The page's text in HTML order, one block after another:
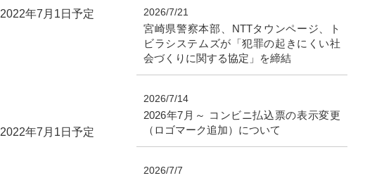
2022年7月1日予定
2022年7月1日予定
2026/7/21
宮崎県警察本部、NTTタウンページ、ト
ビラシステムズが「犯罪の起きにくい社
会づくりに関する協定」を締結
2026/7/14
2026年7月～ コンビニ払込票の表示変更
（ロゴマーク追加）について
2026/7/7